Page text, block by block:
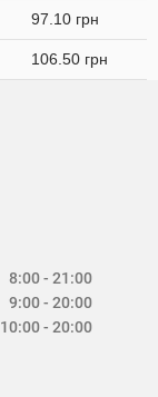
97.10 грн
106.50 грн
8:00 - 21:00
9:00 - 20:00
10:00 - 20:00